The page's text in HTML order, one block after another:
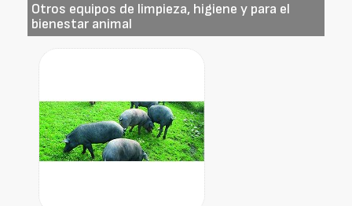
Otros equipos de limpieza, higiene y para el
bienestar animal